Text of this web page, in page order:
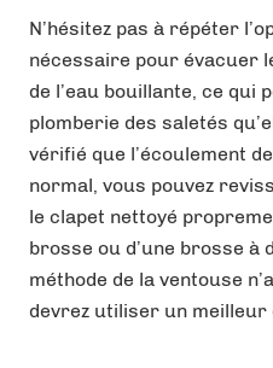
N’hésitez pas à répéter
nécessaire pour évacuer
de l’eau bouillante, ce qui
plomberie des saletés
vérifié que l’écoulement
normal, vous pouvez
le clapet nettoyé
brosse ou d’une brosse à
méthode de la ventouse
devrez utiliser un meilleur